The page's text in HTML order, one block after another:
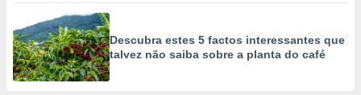
Descubra estes 5 factos interessantes que
talvez não saiba sobre a planta do café